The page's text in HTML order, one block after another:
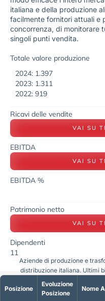
italiana e della produzione
facilmente fornitori attuali e
concorrenza, di monitorare
singoli punti vendita.
Totale valore produzione
2024: 1.397
2023: 1.311
2022: 919
Ricavi delle vendite
VAI SU
EBITDA
VAI SU
EBITDA %
Patrimonio netto
VAI SU
Dipendenti
11
Posizione
Evoluzione
Posizione
Nome
Aziende di produzione e
distribuzione italiana. Ultimi